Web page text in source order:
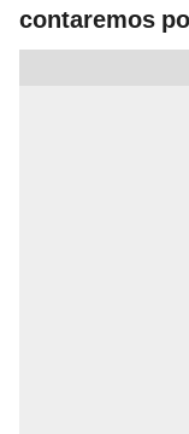
contaremos